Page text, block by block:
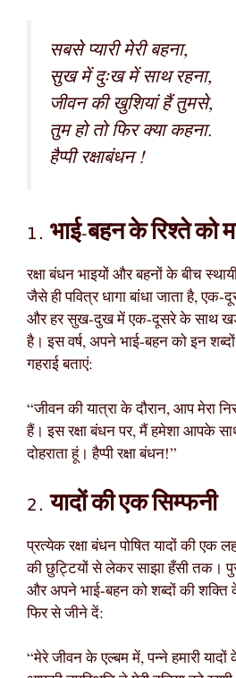
सबसे प्यारी मेरी बहना,
सुख में दुःख में साथ रहना,
जीवन की खुशियां हैं तुमसे,
तुम हो तो फिर क्या कहना.
हैप्पी रक्षाबंधन !
1. भाई-बहन के रिश्ते को
रक्षा बंधन भाइयों और बहनों के बीच
जैसे ही पवित्र धागा बांधा जाता है, एक-
और हर सुख-दुख में एक-दूसरे के साथ खड़े
है। इस वर्ष, अपने भाई-बहन को इन
गहराई बताएं:
“जीवन की यात्रा के दौरान, आप मेरा
हैं। इस रक्षा बंधन पर, मैं हमेशा आपके
दोहराता हूं। हैप्पी रक्षा बंधन!”
2. यादों की एक सिम्फनी
प्रत्येक रक्षा बंधन पोषित यादों की
की छुट्टियों से लेकर साझा हँसी तक।
और अपने भाई-बहन को शब्दों की शक्ति
फिर से जीने दें:
“मेरे जीवन के एल्बम में, पन्ने हमारी